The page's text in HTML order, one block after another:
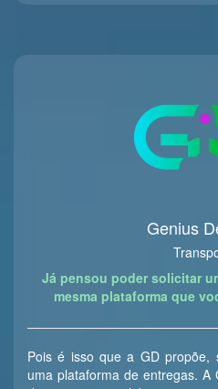
Genius
Já pensou poder solicitar
mesma plataforma que
Pois é isso que a GD propõe,
uma plataforma de entregas.